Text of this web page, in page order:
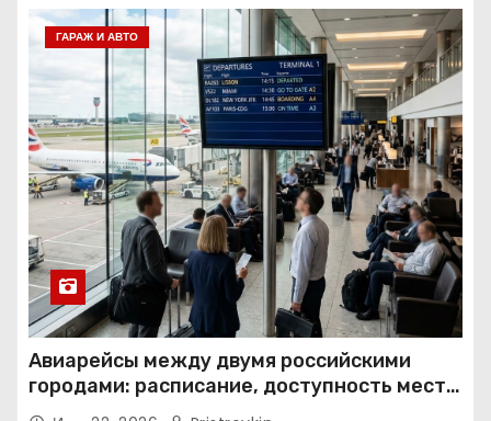
ГАРАЖ И АВТО
Авиарейсы между двумя российскими
городами: расписание, доступность мест и
тарифные условия